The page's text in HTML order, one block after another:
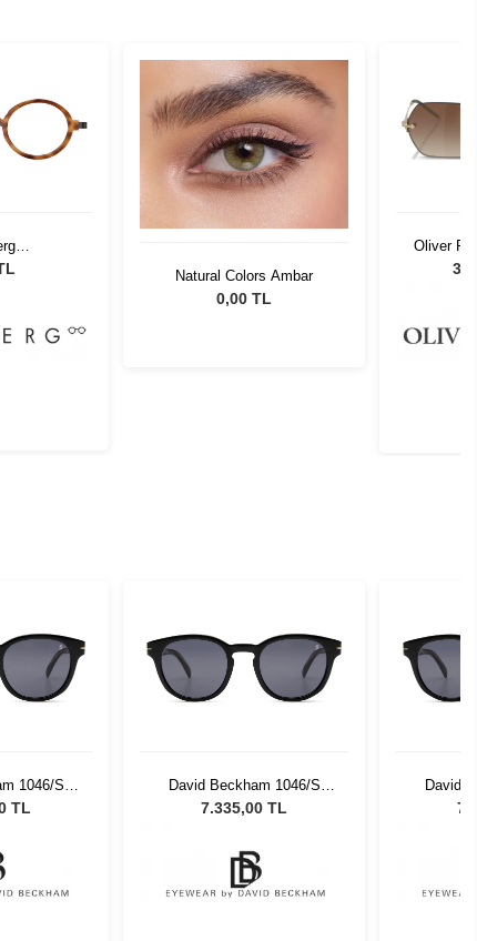
Natural Colors Ambar
0,00 TL
Oliver
1046/S
Güneş
TL
David Beckham 1046/S
807IR 50 Unisex Güneş
7.335,00 TL
David
807IR